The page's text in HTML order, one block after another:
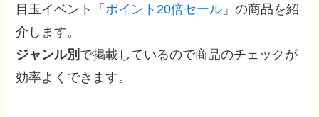
目玉イベント「ポイント20倍セール 」の商品を紹
介します。
ジャンル別 で掲載しているので商品のチェックが
効率よくできます。